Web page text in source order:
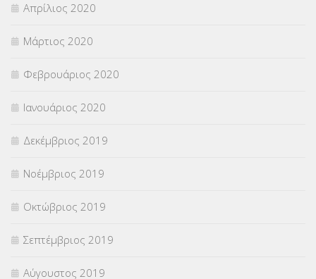
Απρίλιος 2020
Μάρτιος 2020
Φεβρουάριος 2020
Ιανουάριος 2020
Δεκέμβριος 2019
Νοέμβριος 2019
Οκτώβριος 2019
Σεπτέμβριος 2019
Αύγουστος 2019